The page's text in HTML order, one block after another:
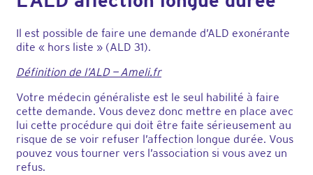
Il est possible de faire une demande d’ALD exonérante
dite « hors liste » (ALD 31).
Définition de l’ALD — Ameli.fr
Votre médecin généraliste est le seul habilité à faire
cette demande. Vous devez donc mettre en place avec
lui cette procédure qui doit être faite sérieusement au
risque de se voir refuser l’affection longue durée. Vous
pouvez vous tourner vers l’association si vous avez un
refus.